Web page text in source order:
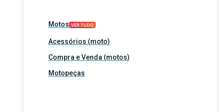
Motos VER TUDO
Acessórios (moto)
Compra e Venda (motos)
Motopeças